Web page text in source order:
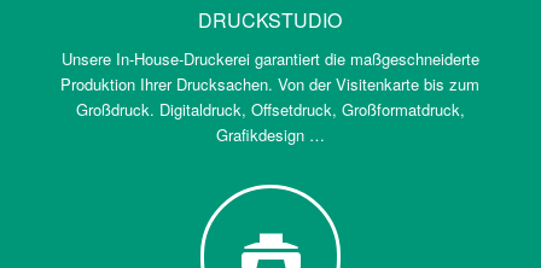
DRUCKSTUDIO
Unsere In-House-Druckerei garantiert die maßgeschneiderte
Produktion Ihrer Drucksachen. Von der Visitenkarte bis zum
Großdruck. Digitaldruck, Offsetdruck, Großformatdruck,
Grafikdesign …